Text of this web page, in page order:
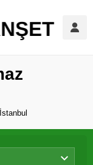
İstanbul